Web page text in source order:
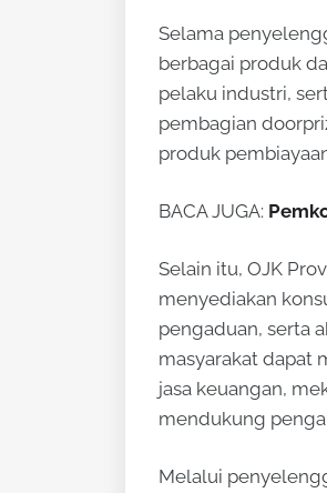
Selama
berbagai produk
pelaku industri,
pembagian
produk
BACA JUGA:
Selain itu, OJK
menyediakan
pengaduan, serta
masyarakat dapat
jasa keuangan,
mendukung
Melalui